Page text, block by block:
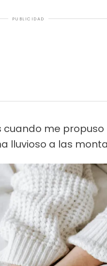
PUBLICIDAD
cuando me
lluvioso a las